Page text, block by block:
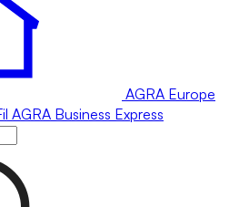
AGRA Europe
AGRA Business Express